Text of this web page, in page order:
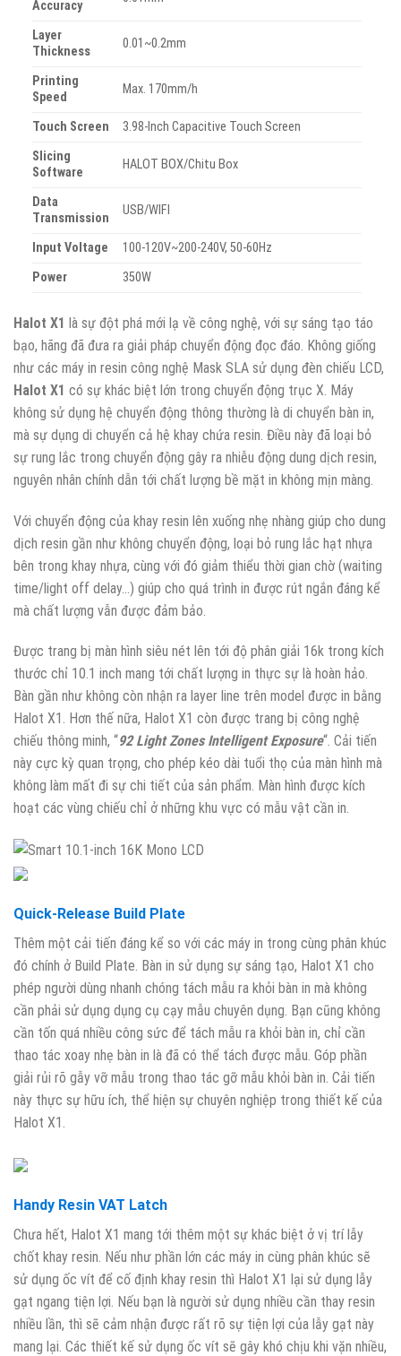
Accuracy
Layer
Thickness
0.01~0.2mm
Printing
Speed
Max. 170mm/h
Touch Screen
3.98-Inch Capacitive Touch Screen
Slicing
Software
HALOT BOX/Chitu Box
Data
Transmission
USB/WIFI
Input Voltage
100-120V~200-240V, 50-60Hz
Power
350W
Halot X1 là sự đột phá mới lạ về công nghệ, với sự sáng tạo táo
bạo, hãng đã đưa ra giải pháp chuyển động đọc đáo. Không giống
như các máy in resin công nghệ Mask SLA sử dụng đèn chiếu LCD,
Halot X1 có sự khác biệt lớn trong chuyển động trục X. Máy
không sử dụng hệ chuyển động thông thường là di chuyển bàn in,
mà sự dụng di chuyển cả hệ khay chứa resin. Điều này đã loại bỏ
sự rung lắc trong chuyển động gây ra nhiễu động dung dịch resin,
nguyên nhân chính dẫn tới chất lượng bề mặt in không mịn màng.
Với chuyển động của khay resin lên xuống nhẹ nhàng giúp cho dung
dịch resin gần như không chuyển động, loại bỏ rung lắc hạt nhựa
bên trong khay nhựa, cùng với đó giảm thiểu thời gian chờ (waiting
time/light off delay…) giúp cho quá trình in được rút ngắn đáng kể
mà chất lượng vẫn được đảm bảo.
Được trang bị màn hình siêu nét lên tới độ phân giải 16k trong kích
thước chỉ 10.1 inch mang tới chất lượng in thực sự là hoàn hảo.
Bàn gần như không còn nhận ra layer line trên model được in bằng
Halot X1. Hơn thế nữa, Halot X1 còn được trang bị công nghệ
chiếu thông minh, “92 Light Zones Intelligent Exposure“. Cải tiến
này cực kỳ quan trọng, cho phép kéo dài tuổi thọ của màn hình mà
không làm mất đi sự chi tiết của sản phẩm. Màn hình được kích
hoạt các vùng chiếu chỉ ở những khu vực có mẫu vật cần in.
Quick-Release Build Plate
Thêm một cải tiến đáng kể so với các máy in trong cùng phân khúc
đó chính ở Build Plate. Bàn in sử dụng sự sáng tạo, Halot X1 cho
phép người dùng nhanh chóng tách mẫu ra khỏi bàn in mà không
cần phải sử dụng dụng cụ cạy mẫu chuyên dụng. Bạn cũng không
cần tốn quá nhiều công sức để tách mẫu ra khỏi bàn in, chỉ cần
thao tác xoay nhẹ bàn in là đã có thể tách được mẫu. Góp phần
giải rủi rõ gẫy vỡ mẫu trong thao tác gỡ mẫu khỏi bàn in. Cải tiến
này thực sự hữu ích, thể hiện sự chuyên nghiệp trong thiết kế của
Halot X1.
Handy Resin VAT Latch
Chưa hết, Halot X1 mang tới thêm một sự khác biệt ở vị trí lẫy
chốt khay resin. Nếu như phần lớn các máy in cùng phân khúc sẽ
sử dụng ốc vít để cố định khay resin thì Halot X1 lại sử dụng lẫy
gạt ngang tiện lợi. Nếu bạn là người sử dụng nhiều cần thay resin
nhiều lần, thì sẽ cảm nhận được rất rõ sự tiện lợi của lẫy gạt này
mang lại. Các thiết kế sử dụng ốc vít sẽ gây khó chịu khi vặn nhiều,